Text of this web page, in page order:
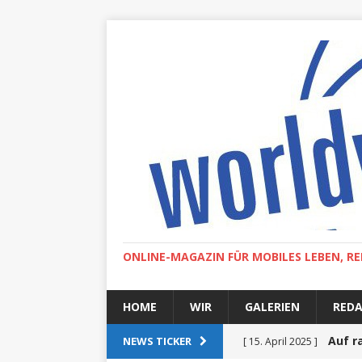
ONLINE-MAGAZIN FÜR MOBILES LEBEN,
HOME WIR GALERIEN
NEWS TICKER [ 15. April 2025 ] Auf